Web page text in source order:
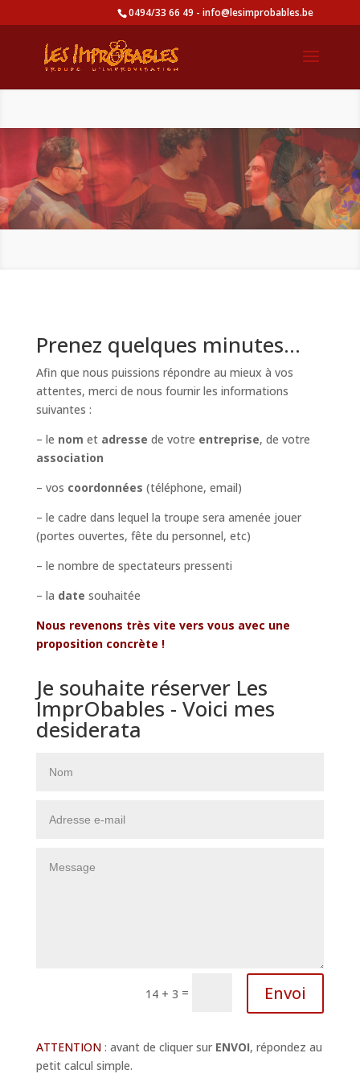
0494/33 66 49 - info@lesimprobables.be
Prenez quelques minutes…
Afin que nous puissions répondre au mieux à vos
attentes, merci de nous fournir les informations
suivantes :
– le nom et adresse de votre entreprise, de votre
association
– vos coordonnées (téléphone, email)
– le cadre dans lequel la troupe sera amenée jouer
(portes ouvertes, fête du personnel, etc)
– le nombre de spectateurs pressenti
– la date souhaitée
Nous revenons très vite vers vous avec une
proposition concrète !
Je souhaite réserver Les
ImprObables - Voici mes
desiderata
14 + 3 = Envoi
ATTENTION: avant de cliquer sur ENVOI, répondez au
petit calcul simple.